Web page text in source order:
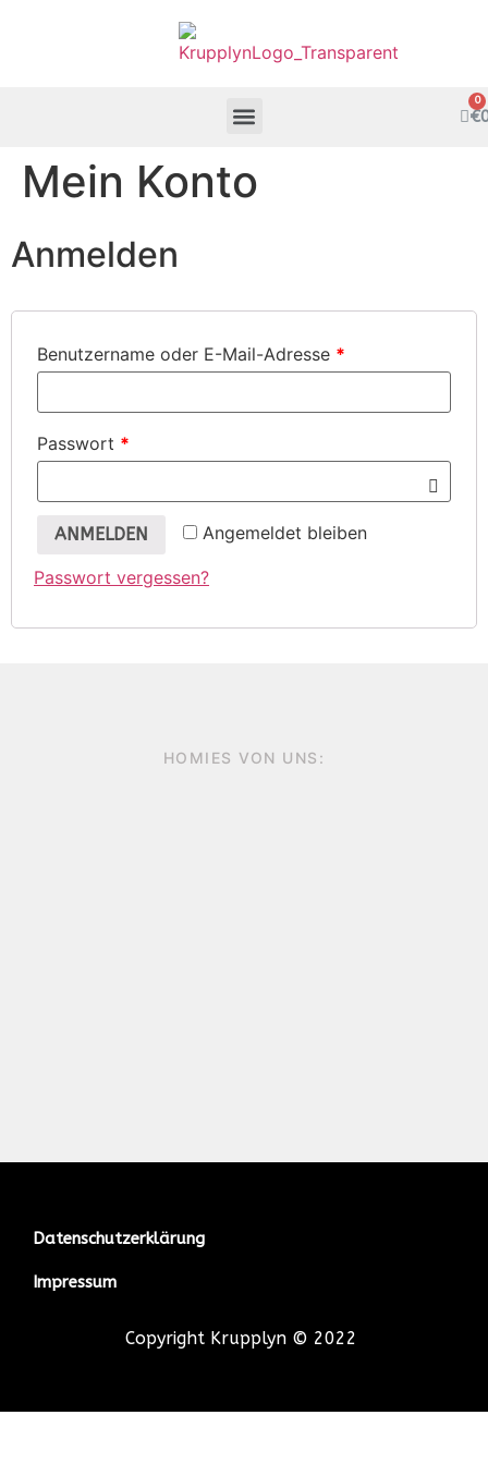
€
Mein Konto
Anmelden
Benutzername oder E-Mail-Adresse *
Passwort *
Angemeldet bleiben
ANMELDEN
Passwort vergessen?
HOMIES VON UNS:
Datenschutzerklärung
Impressum
Copyright Krupplyn © 2022